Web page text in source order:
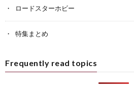
ロードスターホビー
特集まとめ
Frequently read topics